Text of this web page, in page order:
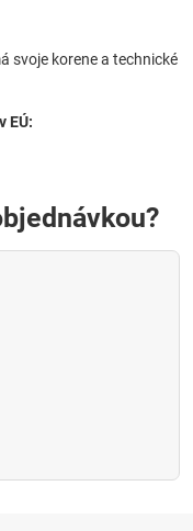
svoje korene a technické
EÚ: